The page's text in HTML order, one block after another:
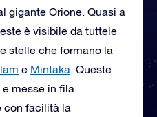
gigante Orione. Quasi a
è visibile da tuttele
stelle che formano la
e Mintaka. Queste
messe in fila
con facilità la